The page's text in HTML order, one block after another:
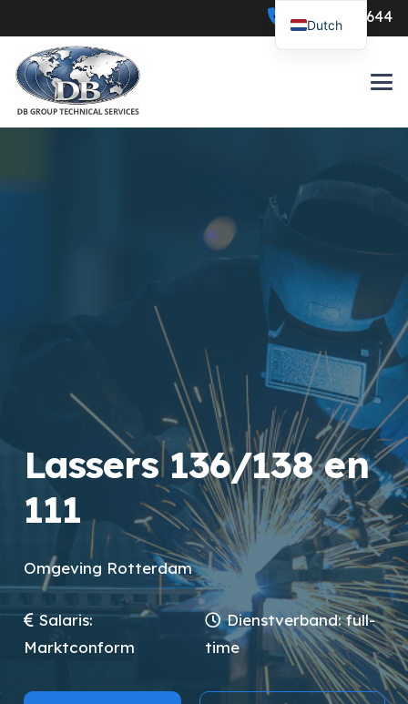
0547-386644
Lassers 136/138 en
111
Omgeving Rotterdam
Salaris:
Marktconform
Dienstverband:full-
time
Dutch